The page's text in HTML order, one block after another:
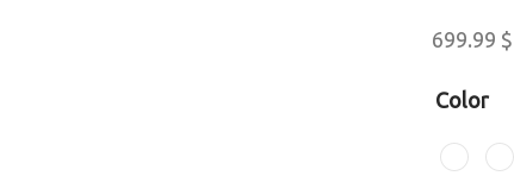
699.99 $
Color